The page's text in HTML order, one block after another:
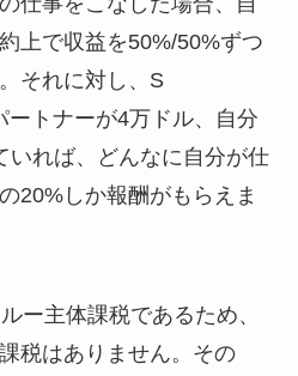
上で収益を50%/50%ずつ
それに対し、S
ートナーが4万ドル、自分
いれば、どんなに自分が仕
20%しか報酬がもらえま
ー主体課税であるため、
税はありません。その